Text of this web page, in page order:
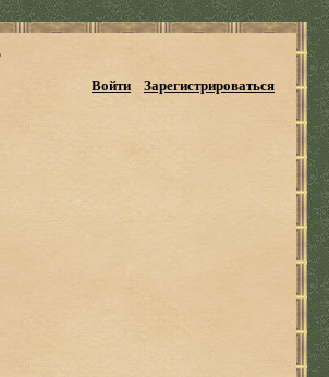
Войти Зарегистрироваться